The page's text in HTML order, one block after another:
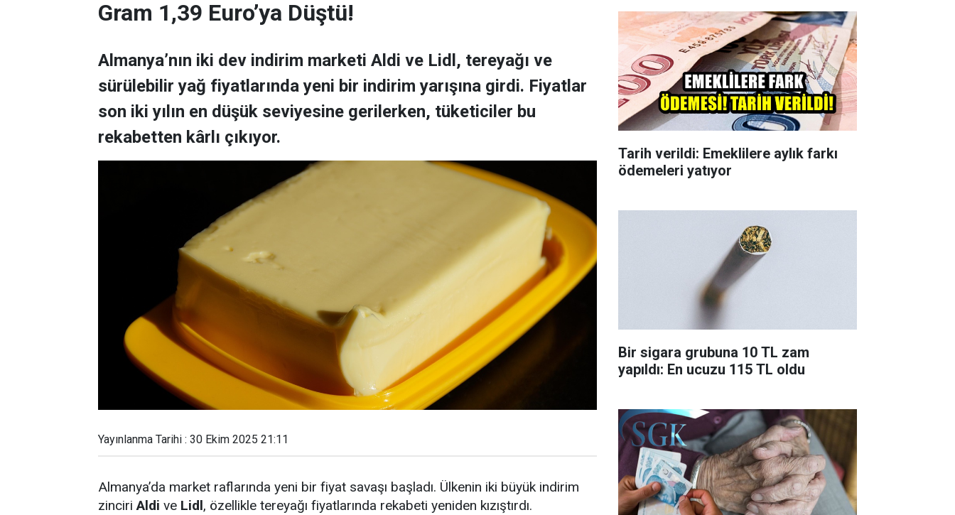
Gram 1,39 Euro’ya Düştü!
Almanya’nın iki dev indirim marketi Aldi ve Lidl, tereyağı ve
sürülebilir yağ fiyatlarında yeni bir indirim yarışına girdi. Fiyatlar
son iki yılın en düşük seviyesine gerilerken, tüketiciler bu
rekabetten kârlı çıkıyor.
Yayınlanma Tarihi : 30 Ekim 2025 21:11
Almanya’da market raflarında yeni bir fiyat savaşı başladı. Ülkenin iki büyük indirim
zinciriAldi ve Lidl, özellikle tereyağı fiyatlarında rekabeti yeniden kızıştırdı.
Tarih verildi: Emeklilere aylık farkı
ödemeleri yatıyor
Bir sigara grubuna 10 TL zam
yapıldı: En ucuzu 115 TL oldu